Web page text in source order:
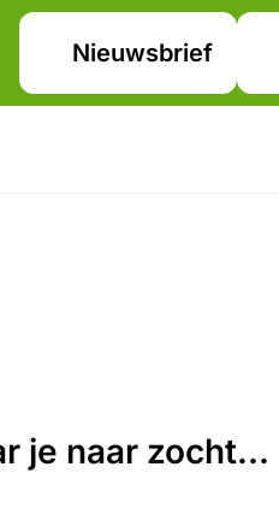
Nieuwsbrief
je naar zocht...